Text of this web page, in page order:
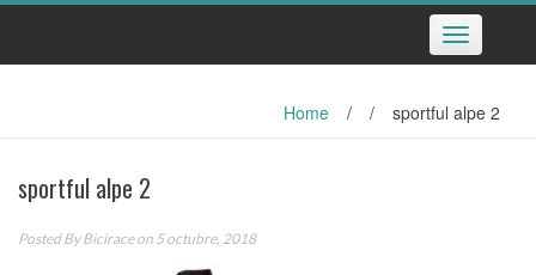
Toggle
navigation
Home / / sportful alpe 2
sportful alpe 2
Posted ByBiciraceon 5 octubre, 2018